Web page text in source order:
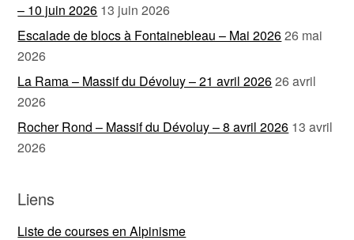
– 10 juin 2026 13 juin 2026
Escalade de blocs à Fontainebleau – Mai 202626 mai
2026
La Rama – Massif du Dévoluy – 21 avril 202626 avril
2026
Rocher Rond – Massif du Dévoluy – 8 avril 2026 13 avril
2026
Liens
Liste de courses en Alpinisme